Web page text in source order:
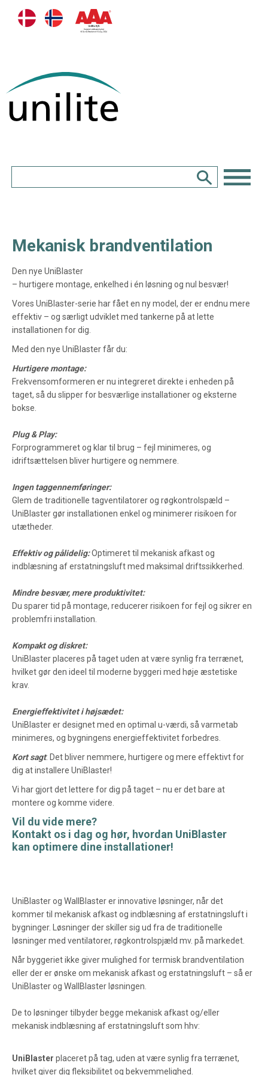
Mekanisk brandventilation
Den nye UniBlaster
– hurtigere montage, enkelhed i én løsning og nul besvær!
Vores UniBlaster-serie har fået en ny model, der er endnu mere
effektiv – og særligt udviklet med tankerne på at lette
installationen for dig.
Med den nye UniBlaster får du:
Hurtigere montage:
Frekvensomformeren er nu integreret direkte i enheden på
taget, så du slipper for besværlige installationer og eksterne
bokse.
Plug & Play:
Forprogrammeret og klar til brug – fejl minimeres, og
idriftsættelsen bliver hurtigere og nemmere.
Ingen taggennemføringer:
Glem de traditionelle tagventilatorer og røgkontrolspæld –
UniBlaster gør installationen enkel og minimerer risikoen for
utætheder.
Effektiv og pålidelig:Optimeret til mekanisk afkast og
indblæsning af erstatningsluft med maksimal driftssikkerhed.
Mindre besvær, mere produktivitet:
Du sparer tid på montage, reducerer risikoen for fejl og sikrer en
problemfri installation.
Kompakt og diskret:
UniBlaster placeres på taget uden at være synlig fra terrænet,
hvilket gør den ideel til moderne byggeri med høje æstetiske
krav.
Energieffektivitet i højsædet:
UniBlaster er designet med en optimal u-værdi, så varmetab
minimeres, og bygningens energieffektivitet forbedres.
Kort sagt: Det bliver nemmere, hurtigere og mere effektivt for
dig at installere UniBlaster!
Vi har gjort det lettere for dig på taget – nu er det bare at
montere og komme videre.
Vil du vide mere?
Kontakt os i dag og hør, hvordan UniBlaster
kan optimere dine installationer!
UniBlaster og WallBlaster er innovative løsninger, når det
kommer til mekanisk afkast og indblæsning af erstatningsluft i
bygninger. Løsninger der skiller sig ud fra de traditionelle
løsninger med ventilatorer, røgkontrolspjæld mv. på markedet.
Når byggeriet ikke giver mulighed for termisk brandventilation
eller der er ønske om mekanisk afkast og erstatningsluft – så er
UniBlaster og WallBlaster løsningen.
De to løsninger tilbyder begge mekanisk afkast og/eller
mekanisk indblæsning af erstatningsluft som hhv:
UniBlaster placeret på tag, uden at være synlig fra terrænet,
hvilket giver dig fleksibilitet og bekvemmelighed.